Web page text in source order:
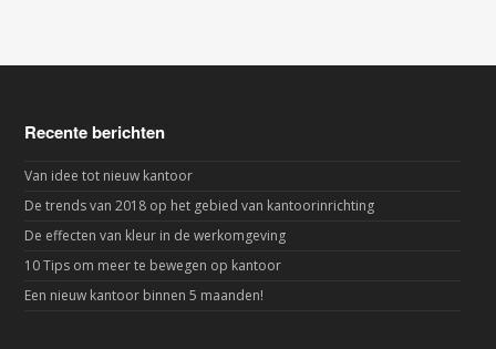
Recente berichten
Van idee tot nieuw kantoor
De trends van 2018 op het gebied van kantoorinrichting
De effecten van kleur in de werkomgeving
10 Tips om meer te bewegen op kantoor
Een nieuw kantoor binnen 5 maanden!